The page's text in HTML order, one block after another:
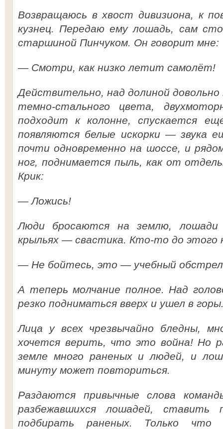
Возвращаюсь в хвост дивизиона, к
кузнец. Передаю ему лошадь, сам
старшиной Пинчуком. Он говорит мне:
— Смотри, как низко летит самолёт!
Действительно, над долиной
темно-стального цвета,
подходит к колонне, спускается
появляются белые искорки — звука
почти одновременно на шоссе, и
ног, поднимается пыль, как от
Крик:
—Ложись!
Люди бросаются на землю,
крыльях — свастика. Кто-то до этого
— Не бойтесь, это — учебный
А теперь молчание полное. Над
резко подниматься вверх и ушел в
Лица у всех чрезвычайно бледны,
хочется верить, что это война! Но
земле много раненых и людей, и
минуту может повториться.
Раздаются привычные слова
разбежавшихся лошадей, ставить
подбирать раненых. Только что